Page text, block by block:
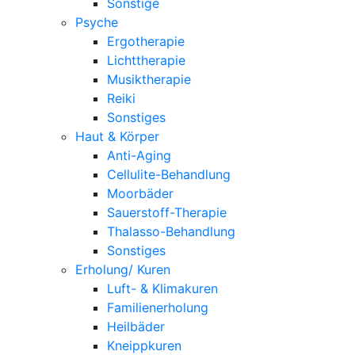
Psyche
Ergotherapie
Lichttherapie
Musiktherapie
Reiki
Sonstiges
Haut & Körper
Anti-Aging
Cellulite-Behandlung
Moorbäder
Sauerstoff-Therapie
Thalasso-Behandlung
Sonstiges
Erholung/ Kuren
Luft- & Klimakuren
Familienerholung
Heilbäder
Kneippkuren